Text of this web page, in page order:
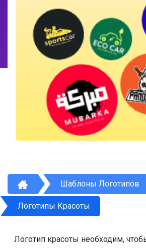
Шаблоны Логотипов
Логотипы Красоты
Логотип красоты необходим,